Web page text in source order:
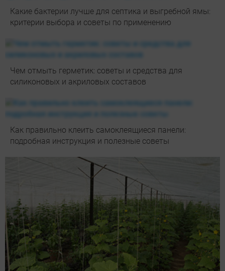
Какие бактерии лучше для септика и выгребной ямы:
критерии выбора и советы по применению
Чем отмыть герметик: советы и средства для
силиконовых и акриловых составов
Как правильно клеить самоклеящиеся панели:
подробная инструкция и полезные советы